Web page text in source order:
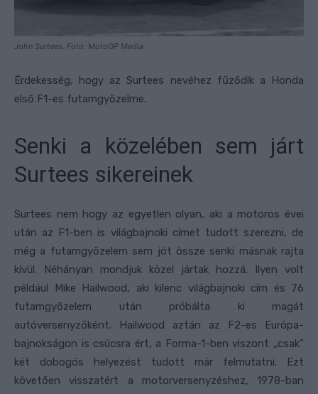
John Surtees. Fotó: MotoGP Media
Érdekesség, hogy az Surtees nevéhez fűződik a Honda
első F1-es futamgyőzelme.
Senki a közelében sem járt
Surtees sikereinek
Surtees nem hogy az egyetlen olyan, aki a motoros évei
után az F1-ben is világbajnoki címet tudott szerezni, de
még a futamgyőzelem sem jöt össze senki másnak rajta
kívül. Néhányan mondjuk közel jártak hozzá. Ilyen volt
például Mike Hailwood, aki kilenc világbajnoki cím és 76
futamgyőzelem után próbálta ki magát
autóversenyzőként. Hailwood aztán az F2-es Európa-
bajnokságon is csúcsra ért, a Forma-1-ben viszont „csak”
két dobogós helyezést tudott már felmutatni. Ezt
követően visszatért a motorversenyzéshez, 1978-ban